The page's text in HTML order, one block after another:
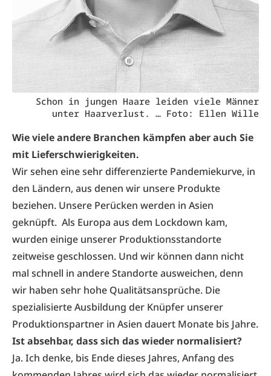
Schon in jungen Haare leiden viele Männer
unter Haarverlust. … Foto: Ellen Wille
Wie viele andere Branchen kämpfen aber auch Sie
mit Lieferschwierigkeiten.
Wir sehen eine sehr differenzierte Pandemiekurve, in
den Ländern, aus denen wir unsere Produkte
beziehen. Unsere Perücken werden in Asien
geknüpft. Als Europa aus dem Lockdown kam,
wurden einige unserer Produktionsstandorte
zeitweise geschlossen. Und wir können dann nicht
mal schnell in andere Standorte ausweichen, denn
wir haben sehr hohe Qualitätsansprüche. Die
spezialisierte Ausbildung der Knüpfer unserer
Produktionspartner in Asien dauert Monate bis Jahre.
Ist absehbar, dass sich das wieder normalisiert?
Ja. Ich denke, bis Ende dieses Jahres, Anfang des